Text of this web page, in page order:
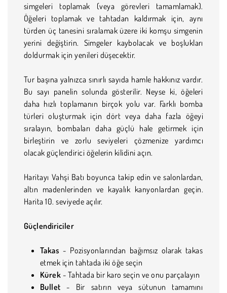
simgeleri toplamak (veya görevleri tamamlamak).
Öğeleri toplamak ve tahtadan kaldırmak için, aynı
türden üç tanesini sıralamak üzere iki komşu simgenin
yerini değiştirin. Simgeler kaybolacak ve boşlukları
doldurmak için yenileri düşecektir.
Tur başına yalnızca sınırlı sayıda hamle hakkınız vardır.
Bu sayı panelin solunda gösterilir. Neyse ki, öğeleri
daha hızlı toplamanın birçok yolu var. Farklı bomba
türleri oluşturmak için dört veya daha fazla öğeyi
sıralayın, bombaları daha güçlü hale getirmek için
birleştirin ve zorlu seviyeleri çözmenize yardımcı
olacak güçlendirici öğelerin kilidini açın.
Haritayı Vahşi Batı boyunca takip edin ve salonlardan,
altın madenlerinden ve kayalık kanyonlardan geçin.
Harita 10. seviyede açılır.
Güçlendiriciler
Takas - Pozisyonlarından bağımsız olarak takas
etmek için tahtada iki öğe seçin
Kürek - Tahtada bir karo seçin ve onu parçalayın
Bullet- Bir satırın veya sütunun tamamını